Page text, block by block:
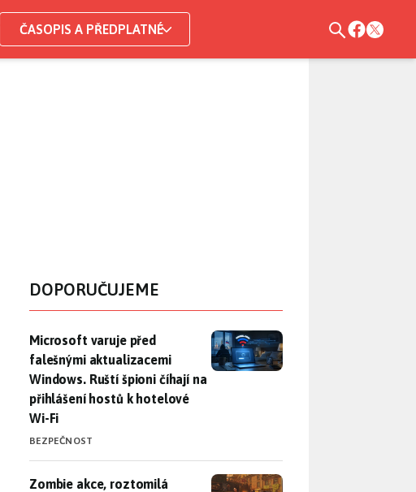
ČASOPIS A PŘEDPLATNÉ
DOPORUČUJEME
Microsoft varuje před falešnými aktualizacemi Windows. Ruští
Microsoft varuje před
falešnými aktualizacemi
Windows. Ruští špioni číhají na
přihlášení hostů k hotelové
Wi-Fi
BEZPEČNOST
Zombie akce, roztomilá adventura a psychologický horor.
Zombie akce, roztomilá